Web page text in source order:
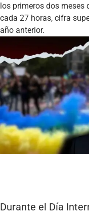
los primeros dos meses
cada 27 horas, cifra
año anterior.
Durante el Día